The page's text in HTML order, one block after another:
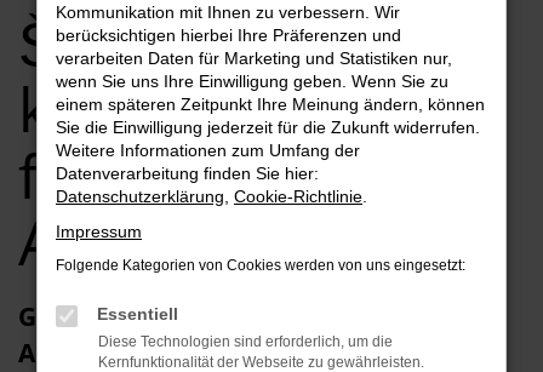
Škoda Kamiq
kaufen, leasen,
finanzieren für
Ahlen
Glückwunsch zum Škoda Kamiq in
Ahlen
Kommunikation mit Ihnen zu verbessern. Wir
berücksichtigen hierbei Ihre Präferenzen und
verarbeiten Daten für Marketing und Statistiken nur,
wenn Sie uns Ihre Einwilligung geben. Wenn Sie zu
einem späteren Zeitpunkt Ihre Meinung ändern, können
Sie die Einwilligung jederzeit für die Zukunft widerrufen.
Weitere Informationen zum Umfang der
Datenverarbeitung finden Sie hier:
Datenschutzerklärung Cookie-Richtlinie
Impressum
Folgende Kategorien von Cookies werden von uns eingesetzt:
Essentiell
Diese Technologien sind erforderlich, um die
Kernfunktionalität der Webseite zu gewährleisten.